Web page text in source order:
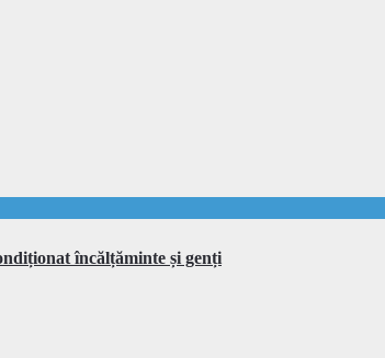
încălțăminte și genți